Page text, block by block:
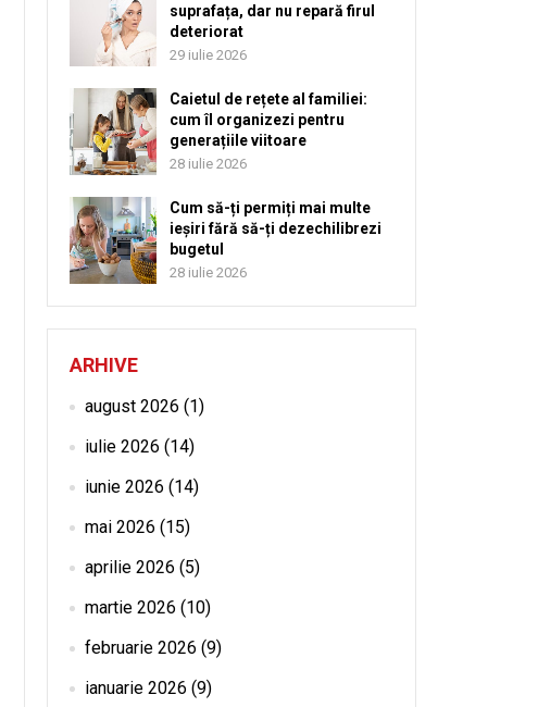
suprafața, dar nu repară firul
deteriorat
29 iulie 2026
Caietul de rețete al familiei:
cum îl organizezi pentru
generațiile viitoare
28 iulie 2026
Cum să-ți permiți mai multe
ieșiri fără să-ți dezechilibrezi
bugetul
28 iulie 2026
ARHIVE
august 2026 (1)
iulie 2026 (14)
iunie 2026 (14)
mai 2026 (15)
aprilie 2026 (5)
martie 2026 (10)
februarie 2026 (9)
ianuarie 2026 (9)